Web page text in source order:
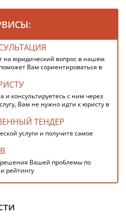
на юридический вопрос в нашем
Вам сориентироваться в
и консультируетесь с ним через
Вам не нужно идти к юристу в
ТЕНДЕР
услуги и получите самое
решения Вашей проблемы по
рейтингу